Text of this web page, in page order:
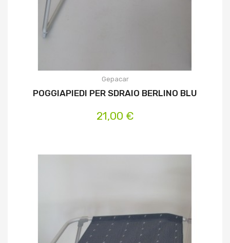
Gepacar
POGGIAPIEDI PER SDRAIO BERLINO BLU
21,00 €